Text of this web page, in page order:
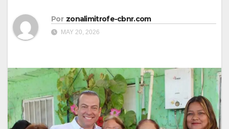
Por zonalimitrofe-cbnr.com
MAY 20, 2026